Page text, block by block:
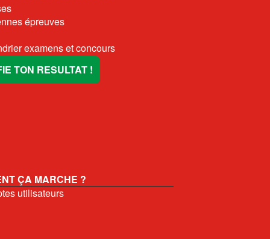
épreuves
examens et concours
TON RESULTAT !
ÇA MARCHE ?
utilisateurs